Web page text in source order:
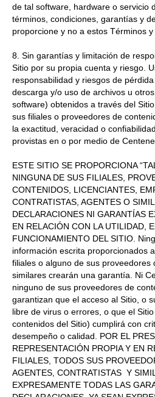
de tal software, hardware o servicio
términos, condiciones, garantías y
proporcione y no a estos Términos y
8. Sin garantías y limitación de
Sitio por su propia cuenta y riesgo.
responsabilidad y riesgos de
descarga y/o uso de archivos u
software) obtenidos a través del
sus filiales o proveedores de
la exactitud, veracidad o
provistas en o por medio de
ESTE SITIO SE PROPORCIONA
NINGUNA DE SUS FILIALES,
CONTENIDOS, LICENCIANTES,
CONTRATISTAS, AGENTES O
DECLARACIONES NI GARANTÍAS
EN RELACIÓN CON LA UTILIDAD,
FUNCIONAMIENTO DEL SITIO.
información escrita proporcionados
filiales o alguno de sus proveedores
similares crearán una garantía. Ni
ninguno de sus proveedores de
garantizan que el acceso al Sitio, o
libre de virus o errores, o que el
contenidos del Sitio) cumplirá con
desempeño o calidad. POR EL
REPRESENTACIÓN PROPIA Y EN
FILIALES, TODOS SUS
AGENTES, CONTRATISTAS Y
EXPRESAMENTE TODAS LAS